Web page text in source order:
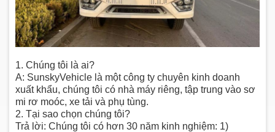
1. Chúng tôi là ai?
A: SunskyVehicle là một công ty chuyên kinh doanh
xuất khẩu, chúng tôi có nhà máy riêng, tập trung vào sơ
mi rơ moóc, xe tải và phụ tùng.
2. Tại sao chọn chúng tôi?
Trả lời: Chúng tôi có hơn 30 năm kinh nghiệm: 1)